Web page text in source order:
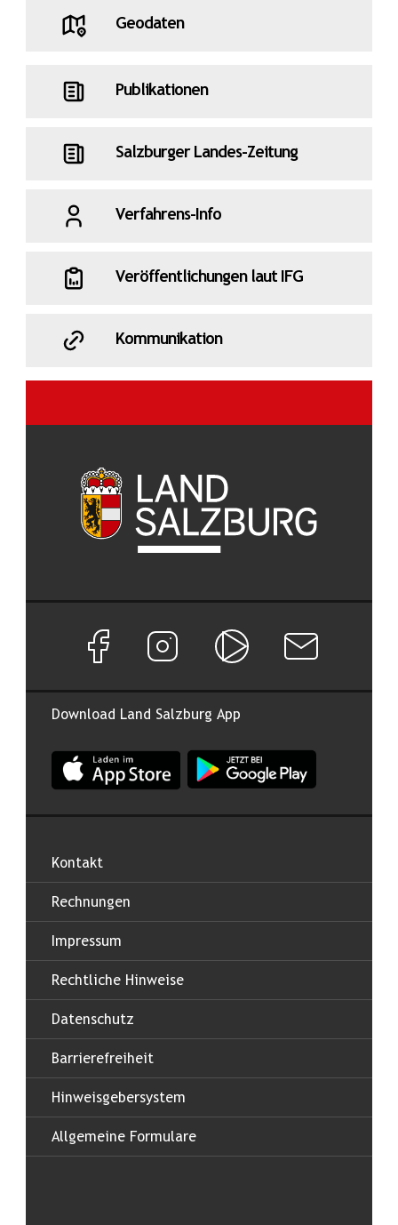
Geodaten
Publikationen
Salzburger Landes-Zeitung
Verfahrens-Info
Veröffentlichungen laut IFG
Kommunikation
Download Land Salzburg App
App Land Salzburg im Apple App Store
App Land Salzburg im
Facebook Seite von Land Salzburg
Instagram Seite von Land Salzburg
Salzburg ONNewsletter
Kontakt
Rechnungen
Impressum
Rechtliche Hinweise
Datenschutz
Barrierefreiheit
Hinweisgebersystem
Allgemeine Formulare